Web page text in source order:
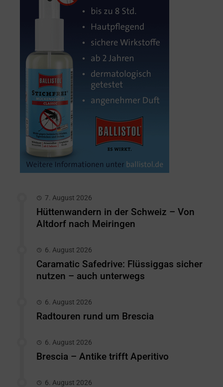
7. August 2026
Hüttenwandern in der Schweiz – Von
Altdorf nach Meiringen
6. August 2026
Caramatic Safedrive: Flüssiggas sicher
nutzen – auch unterwegs
6. August 2026
Radtouren rund um Brescia
6. August 2026
Brescia – Antike trifft Aperitivo
6. August 2026